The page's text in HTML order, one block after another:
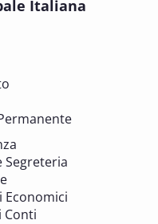
Luoghi di
Archivi
Italiana
Segreteria
Economici
Conti